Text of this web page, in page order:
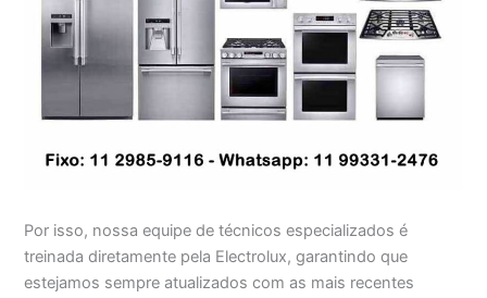
Por isso, nossa equipe de técnicos especializados é
treinada diretamente pela Electrolux, garantindo que
estejamos sempre atualizados com as mais recentes